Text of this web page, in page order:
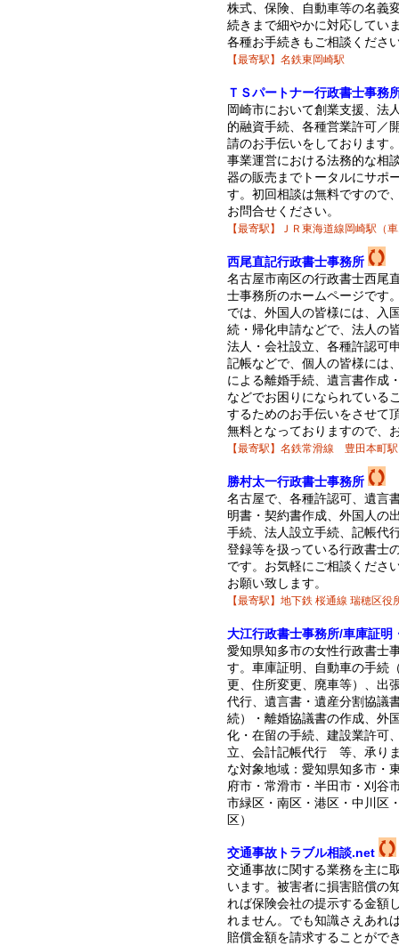
株式、保険、自動車等の名義
続きまで細やかに対応してい
各種お手続きもご相談くださ
【最寄駅】名鉄東岡崎駅
ＴＳパートナー行政書士事務
岡崎市において創業支援、法
的融資手続、各種営業許可／
請のお手伝いをしております
事業運営における法務的な相
器の販売までトータルにサポ
す。初回相談は無料ですので
お問合せください。
【最寄駅】ＪＲ東海道線岡崎駅（
西尾直記行政書士事務所
名古屋市南区の行政書士西尾
士事務所のホームページです
では、外国人の皆様には、入
続・帰化申請などで、法人の
法人・会社設立、各種許認可
記帳などで、個人の皆様には
による離婚手続、遺言書作成
などでお困りになられている
するためのお手伝いをさせて
無料となっておりますので、
【最寄駅】名鉄常滑線 豊田本町
勝村太一行政書士事務所
名古屋で、各種許認可、遺言
明書・契約書作成、外国人の
手続、法人設立手続、記帳代
登録等を扱っている行政書士
です。お気軽にご相談くださ
お願い致します。
【最寄駅】地下鉄 桜通線 瑞穂区役
大江行政書士事務所/車庫証明
愛知県知多市の女性行政書士
す。車庫証明、自動車の手続
更、住所変更、廃車等）、出
代行、遺言書・遺産分割協議
続）・離婚協議書の作成、外
化・在留の手続、建設業許可
立、会計記帳代行 等、承り
な対象地域：愛知県知多市・
府市・常滑市・半田市・刈谷
市緑区・南区・港区・中川区
区）
交通事故トラブル相談.net
交通事故に関する業務を主に
います。被害者に損害賠償の
れば保険会社の提示する金額
れません。でも知識さえあれ
賠償金額を請求することがで